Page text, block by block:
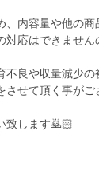
内容量や他の商
対応はできません
良や収量減少の
させて頂く事がご
致します🙇🏻